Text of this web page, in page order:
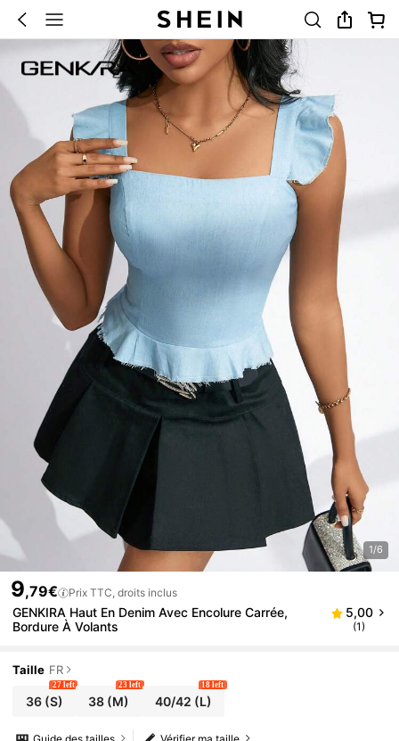
1/6
9,79€ Prix TTC, droits inclus
GENKIRA Haut En Denim Avec Encolure Carrée,
Bordure À Volants
5,00
(1)
Taille FR
36(S)
27 left
38 (M)
23 left
40/42 (L)
18 left